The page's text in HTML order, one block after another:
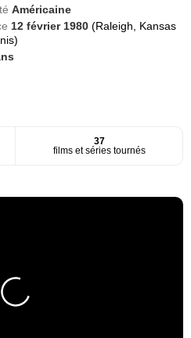
Américaine
12 février 1980(Raleigh, Kansas
37
films et séries tournés